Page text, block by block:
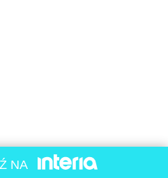
NA